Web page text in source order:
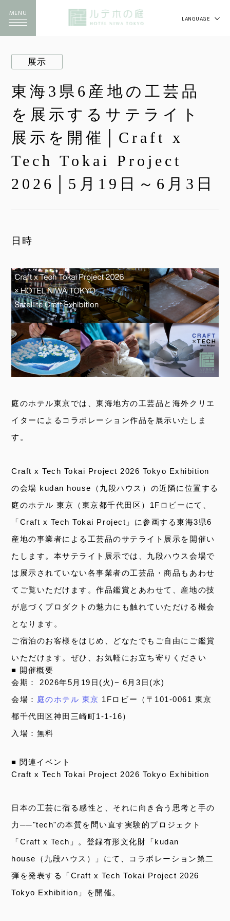
LANGUAGE
MENU
展示
東海3県6産地の工芸品
を展示するサテライト
展示を開催│Craft x
Tech Tokai Project
2026│5月19日～6月3日
日時
庭のホテル東京では、東海地方の工芸品と海外クリエ
イターによるコラボレーション作品を展示いたしま
す。
Craft x Tech Tokai Project 2026 Tokyo Exhibition
の会場 kudan house（九段ハウス）の近隣に位置する
庭のホテル 東京（東京都千代田区）1Fロビーにて、
「Craft x Tech Tokai Project」に参画する東海3県6
産地の事業者による工芸品のサテライト展示を開催い
たします。本サテライト展示では、九段ハウス会場で
は展示されていない各事業者の工芸品・商品もあわせ
てご覧いただけます。作品鑑賞とあわせて、産地の技
が息づくプロダクトの魅力にも触れていただける機会
となります。
ご宿泊のお客様をはじめ、どなたでもご自由にご鑑賞
いただけます。ぜひ、お気軽にお立ち寄りください
■ 開催概要
会期： 2026年5月19日(火)− 6月3日(水)
会場： 庭のホテル 東京 1Fロビー（〒101-0061 東京
都千代田区神田三崎町1-1-16）
入場：無料
■ 関連イベント
Craft x Tech Tokai Project 2026 Tokyo Exhibition
⽇本の⼯芸に宿る感性と、それに向き合う思考と⼿の
⼒──"tech"の本質を問い直す実験的プロジェクト
「Craft x Tech」。登録有形⽂化財「kudan
house（九段ハウス）」にて、コラボレーション第⼆
弾を発表する「Craft x Tech Tokai Project 2026
Tokyo Exhibition」を開催。